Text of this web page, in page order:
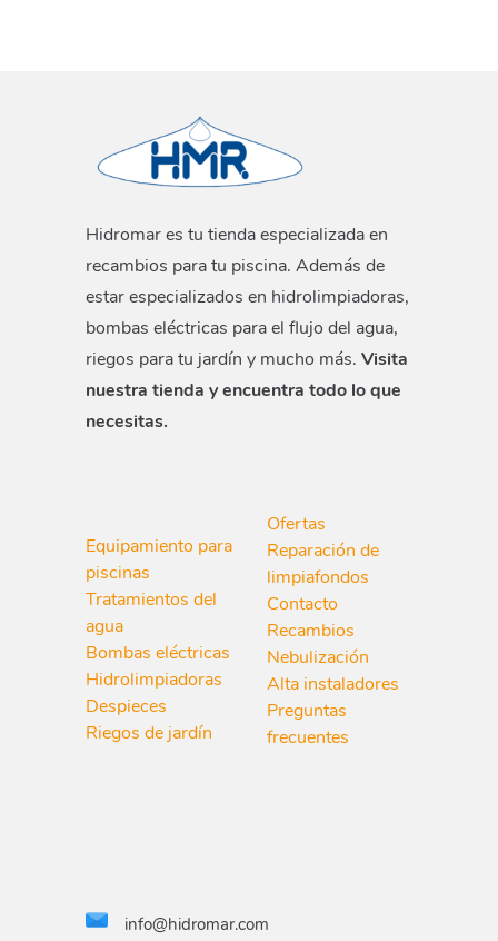
Hidromar es tu tienda especializada en
recambios para tu piscina. Además de
estar especializados en hidrolimpiadoras,
bombas eléctricas para el flujo del agua,
riegos para tu jardín y mucho más. Visita
nuestra tienda y encuentra todo lo que
necesitas.
Equipamiento para
piscinas
Tratamientos del
agua
Bombas eléctricas
Hidrolimpiadoras
Despieces
Riegos de jardín
Ofertas
Reparación de
limpiafondos
Contacto
Recambios
Nebulización
Alta instaladores
Preguntas
frecuentes
info@hidromar.com